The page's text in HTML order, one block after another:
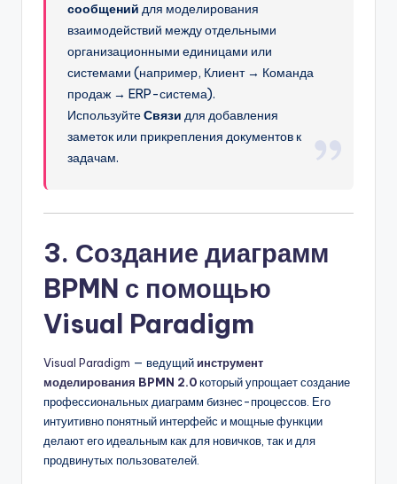
сообщений для моделирования
взаимодействий между отдельными
организационными единицами или
системами (например, Клиент → Команда
продаж → ERP-система).
ИспользуйтеСвязи для добавления
заметок или прикрепления документов к
задачам.
3. Создание диаграмм
BPMN с помощью
Visual Paradigm
Visual Paradigm — ведущий инструмент
моделирования BPMN 2.0который упрощает создание
профессиональных диаграмм бизнес-процессов. Его
интуитивно понятный интерфейс и мощные функции
делают его идеальным как для новичков, так и для
продвинутых пользователей.